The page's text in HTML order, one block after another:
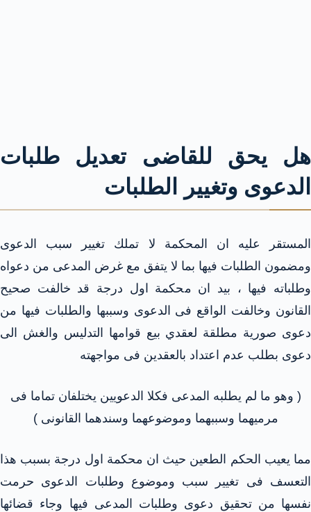
هل يحق للقاضى تعديل طلبات
الدعوى وتغيير الطلبات
المستقر عليه ان المحكمة لا تملك تغيير سبب الدعوى
ومضمون الطلبات فيها بما لا يتفق مع غرض المدعى من دعواه
وطلباته فيها ، بيد ان محكمة اول درجة قد خالفت صحيح
القانون وخالفت الواقع فى الدعوى وسببها والطلبات فيها من
دعوى صورية مطلقة لعقدي بيع قوامها التدليس والغش الى
دعوى بطلب عدم اعتداد بالعقدين فى مواجهته
( وهو ما لم يطلبه المدعى فكلا الدعويين يختلفان تماما فى
مرميهما وسببهما وموضوعهما وسندهما القانونى )
مما يعيب الحكم الطعين حيث ان محكمة اول درجة بسبب هذا
التعسف فى تغيير سبب وموضوع وطلبات الدعوى حرمت
نفسها من تحقيق دعوى وطلبات المدعى فيها وجاء قضائها